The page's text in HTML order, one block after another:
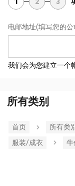
1 2 3
电邮地址(填写您的
我们会为您建立一个
所有类别
首页 所有类
服装/成衣
牛